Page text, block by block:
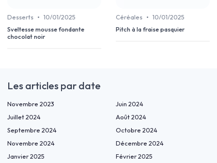
Desserts • 10/01/2025
Sveltesse mousse fondante
chocolat noir
Céréales • 10/01/2025
Pitch à la fraise pasquier
Les articles par date
Novembre 2023
Juin 2024
Juillet 2024
Août 2024
Septembre 2024
Octobre 2024
Novembre 2024
Décembre 2024
Janvier 2025
Février 2025